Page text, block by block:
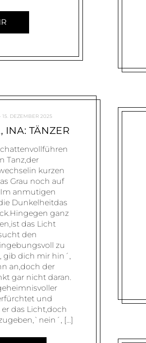
15. DEZEMBER 2025
INA: TÄNZER
Tanz,der
kurzen
Grau noch auf
Im anmutigen
Dunkelheitdas
ganz
das Licht
den
zu
gib dich mir hin´,
an,doch der
gar nicht daran.
und
das Licht,doch
[…]